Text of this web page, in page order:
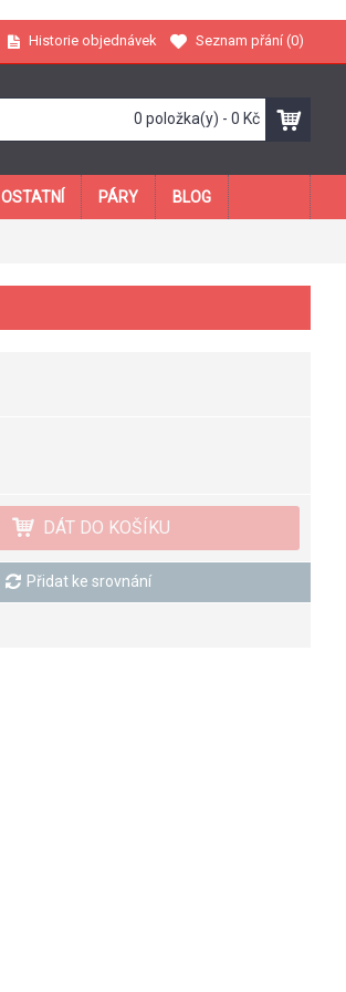
Historie objednávek Seznam přání (0)
0 položka(y) - 0 Kč
OSTATNÍ PÁRY BLOG
DÁT DO KOŠÍKU
Přidat ke srovnání